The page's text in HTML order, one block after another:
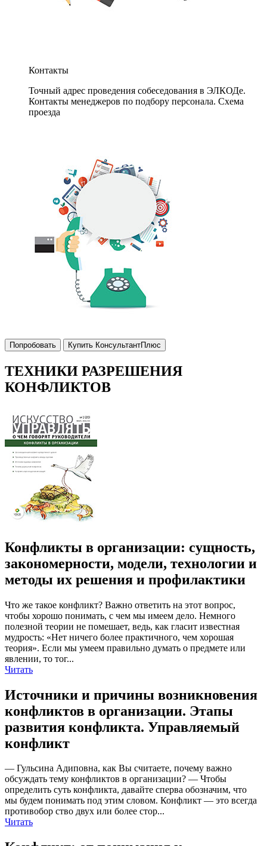
Контакты
Точный адрес проведения собеседования в ЭЛКОДе.
Контакты менеджеров по подбору персонала. Схема
проезда
Попробовать Купить КонсультантПлюс
ТЕХНИКИ РАЗРЕШЕНИЯ
КОНФЛИКТОВ
Конфликты в организации: сущность,
закономерности, модели, технологии и
методы их решения и профилактики
Что же такое конфликт? Важно ответить на этот вопрос,
чтобы хорошо понимать, с чем мы имеем дело. Немного
полезной теории не помешает, ведь, как гласит известная
мудрость: «Нет ничего более практичного, чем хорошая
теория». Если мы умеем правильно думать о предмете или
явлении, то тог...
Читать
Источники и причины возникновения
конфликтов в организации. Этапы
развития конфликта. Управляемый
конфликт
— Гульсина Адиповна, как Вы считаете, почему важно
обсуждать тему конфликтов в организации? — Чтобы
определить суть конфликта, давайте сперва обозначим, что
мы будем понимать под этим словом. Конфликт — это всегда
противобор ство двух или более стор...
Читать